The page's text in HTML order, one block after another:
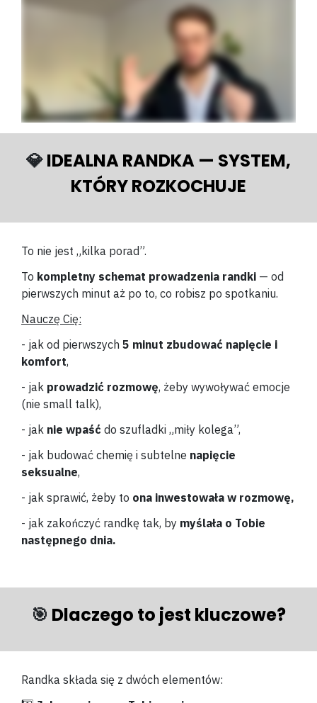
💎IDEALNA RANDKA — SYSTEM,
KTÓRY ROZKOCHUJE
To nie jest „kilka porad”.
To kompletny schemat prowadzenia randki — od
pierwszych minut aż po to, co robisz po spotkaniu.
Nauczę Cię:
- jak od pierwszych 5 minut zbudować napięcie i
komfort,
- jak prowadzić rozmowę, żeby wywoływać emocje
(nie small talk),
- jak nie wpaść do szufladki „miły kolega”,
- jak budować chemię i subtelne napięcie
seksualne,
- jak sprawić, żeby to ona inwestowała w rozmowę,
- jak zakończyć randkę tak, by myślała o Tobie
następnego dnia.
🎯 Dlaczego to jest kluczowe?
Randka składa się z dwóch elementów: